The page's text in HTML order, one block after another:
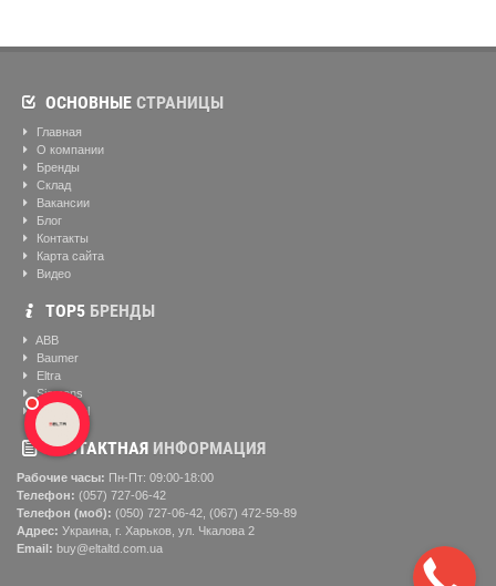
ОСНОВНЫЕ СТРАНИЦЫ
Главная
О компании
Бренды
Склад
Вакансии
Блог
Контакты
Карта сайта
Видео
ТОР5 БРЕНДЫ
ABB
Baumer
Eltra
Siemens
Helukabel
КОНТАКТНАЯ ИНФОРМАЦИЯ
Рабочие часы: Пн-Пт: 09:00-18:00
Телефон: (057) ‎727-06-42
Телефон (моб): (050) 727-06-42, (067) 472-59-89
Адрес: Украина, г. Харьков, ул. Чкалова 2
Email: buy@eltaltd.com.ua